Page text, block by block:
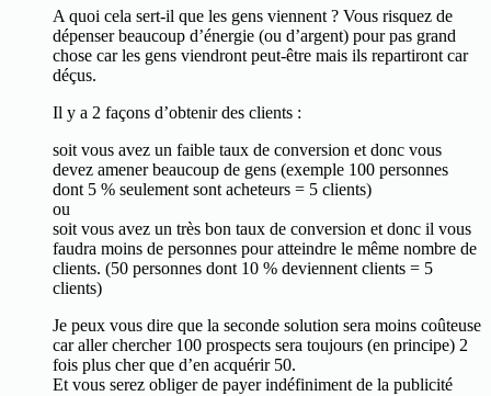
A quoi cela sert-il que les gens viennent ? Vous risquez de
dépenser beaucoup d’énergie (ou d’argent) pour pas grand
chose car les gens viendront peut-être mais ils repartiront car
déçus.
Il y a 2 façons d’obtenir des clients :
soit vous avez un faible taux de conversion et donc vous
devez amener beaucoup de gens (exemple 100 personnes
dont 5 % seulement sont acheteurs = 5 clients)
ou
soit vous avez un très bon taux de conversion et donc il vous
faudra moins de personnes pour atteindre le même nombre de
clients. (50 personnes dont 10 % deviennent clients = 5
clients)
Je peux vous dire que la seconde solution sera moins coûteuse
car aller chercher 100 prospects sera toujours (en principe) 2
fois plus cher que d’en acquérir 50.
Et vous serez obliger de payer indéfiniment de la publicité